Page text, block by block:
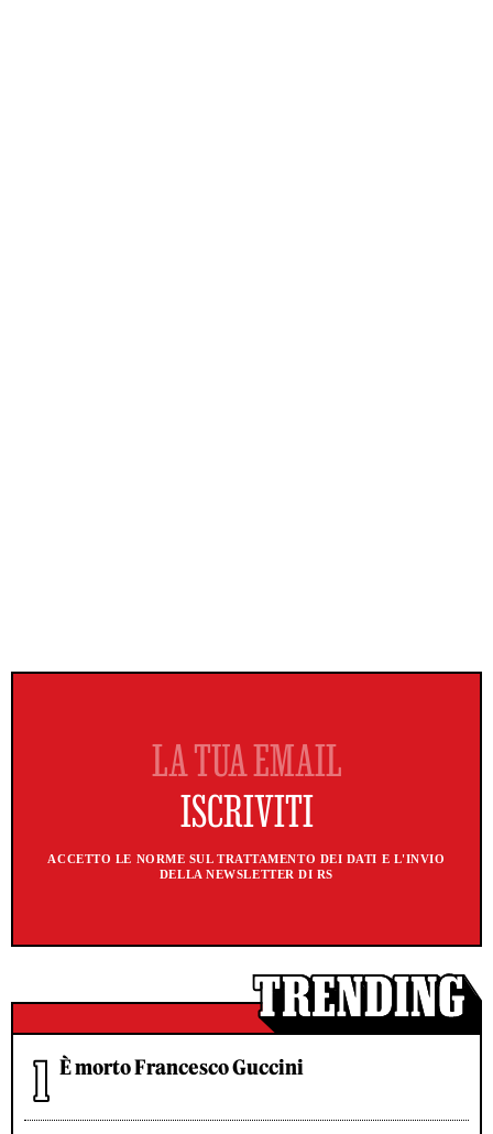
ACCETTO LE NORME SUL TRATTAMENTO DEI DATI E L'INVIO
DELLA NEWSLETTER DI RS
È morto Francesco Guccini